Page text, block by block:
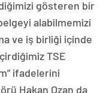
gösteren bir
alabilmemizi
ve iş birliği içinde
TSE
ifadelerini
Hakan Ozan da